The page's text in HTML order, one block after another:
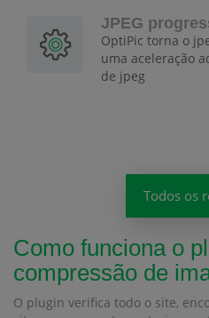
JPEG
OptiPic torna o
uma aceleração
de jpeg
Todos os
Como funciona o
compressão de
O plugin verifica todo o site,